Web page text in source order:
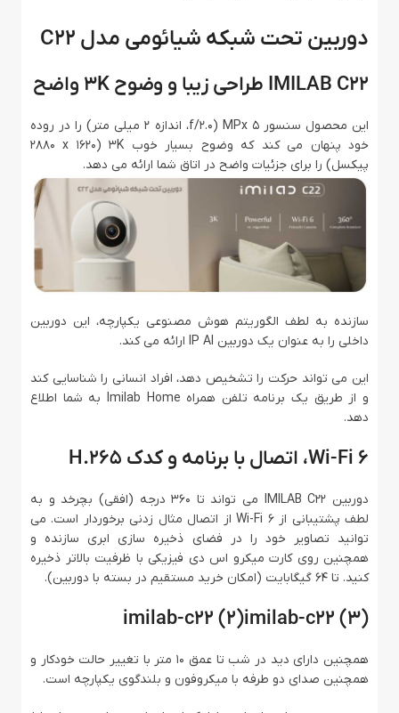
دوربین تحت شبکه شیائومی مدل C22
IMILAB C22 طراحی زیبا و وضوح 3K واضح
این محصول سنسور 5 MPx (f/2.0، اندازه 2 میلی متر) را در روده
خود پنهان می کند که وضوح بسیار خوب 3K (2880 x 1620
پیکسل) را برای جزئیات واضح در اتاق شما ارائه می دهد.
سازنده به لطف الگوریتم هوش مصنوعی یکپارچه، این دوربین
داخلی را به عنوان یک دوربین IP AI ارائه می کند.
این می تواند حرکت را تشخیص دهد، افراد انسانی را شناسایی کند
و از طریق یک برنامه تلفن همراه Imilab Home به شما اطلاع
دهد.
Wi-Fi 6، اتصال با برنامه و کدک H.265
دوربین IMILAB C22 می تواند تا 360 درجه (افقی) بچرخد و به
لطف پشتیبانی از Wi-Fi 6 از اتصال مثال زدنی برخوردار است. می
توانید تصاویر خود را در فضای ذخیره سازی ابری سازنده و
همچنین روی کارت میکرو اس دی فیزیکی با ظرفیت بالاتر ذخیره
کنید. تا 64 گیگابایت (امکان خرید مستقیم در بسته با دوربین).
imilab-c22 (2)imilab-c22 (3)
همچنین دارای دید در شب تا عمق 10 متر با تغییر حالت خودکار و
همچنین صدای دو طرفه با میکروفون و بلندگوی یکپارچه است.